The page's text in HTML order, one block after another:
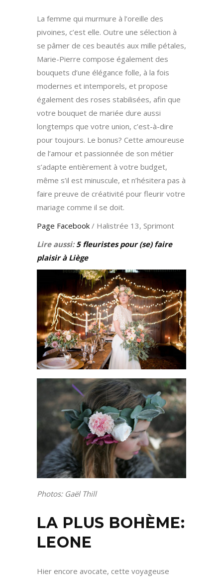
La femme qui murmure à l’oreille des
pivoines, c’est elle. Outre une sélection à
se pâmer de ces beautés aux mille pétales,
Marie-Pierre compose également des
bouquets d’une élégance folle, à la fois
modernes et intemporels, et propose
également des roses stabilisées, afin que
votre bouquet de mariée dure aussi
longtemps que votre union, c’est-à-dire
pour toujours. Le bonus? Cette amoureuse
de l’amour et passionnée de son métier
s’adapte entièrement à votre budget,
même s’il est minuscule, et n’hésitera pas à
faire preuve de créativité pour fleurir votre
mariage comme il se doit.
Page Facebook / Halistrée 13, Sprimont
Lire aussi:5 fleuristes pour (se) faire
plaisir à Liège
Photos: Gaël Thill
LA PLUS BOHÈME:
LEONE
Hier encore avocate, cette voyageuse